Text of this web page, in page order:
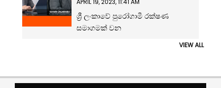
APRIL 19, 2023, 11:41 AM
ශ්‍රී ලංකාවේ පුරෝගාමී රක්ෂණ
සමාගමක් වන
VIEW ALL